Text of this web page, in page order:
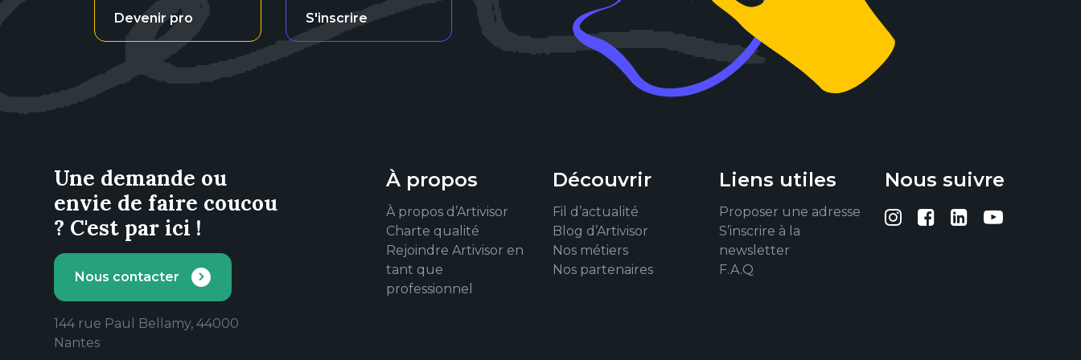
Devenir pro S'inscrire
Une demande ou
envie de faire coucou
? C'est par ici !
Nous contacter
144 rue Paul Bellamy, 44000
Nantes
À propos
À propos d’Artivisor
Charte qualité
Rejoindre Artivisor en
tant que
professionnel
Découvrir
Fil d’actualité
Blog d’Artivisor
Nos métiers
Nos partenaires
Liens utiles
Proposer une adresse
S’inscrire à la
newsletter
F.A.Q
Nous suivre
Suivez-nous sur
Suivez-nous
Suivez-Suivez-